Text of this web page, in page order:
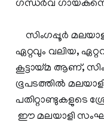
ഗന്ധര്‍വ
സിംഗപ്പൂര്‍
ഏറ്റവും വലിയ,
കൂട്ടായ്മ ആണ്,
ഭൂപടത്തില്‍
പതിറ്റാണ്ടുകളുടെ
ഈ മലയാളി